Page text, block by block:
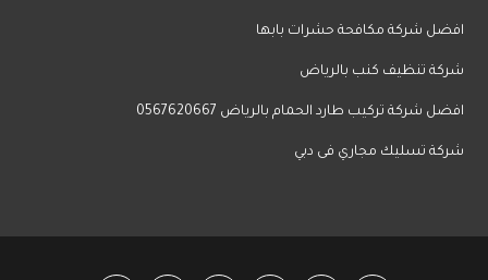
افضل شركة مكافحة حشرات بابها
شركة تنظيف كنب بالرياض
افضل شركة تركيب طارد الحمام بالرياض 0567620667
شركة تسليك مجاري فى دبي